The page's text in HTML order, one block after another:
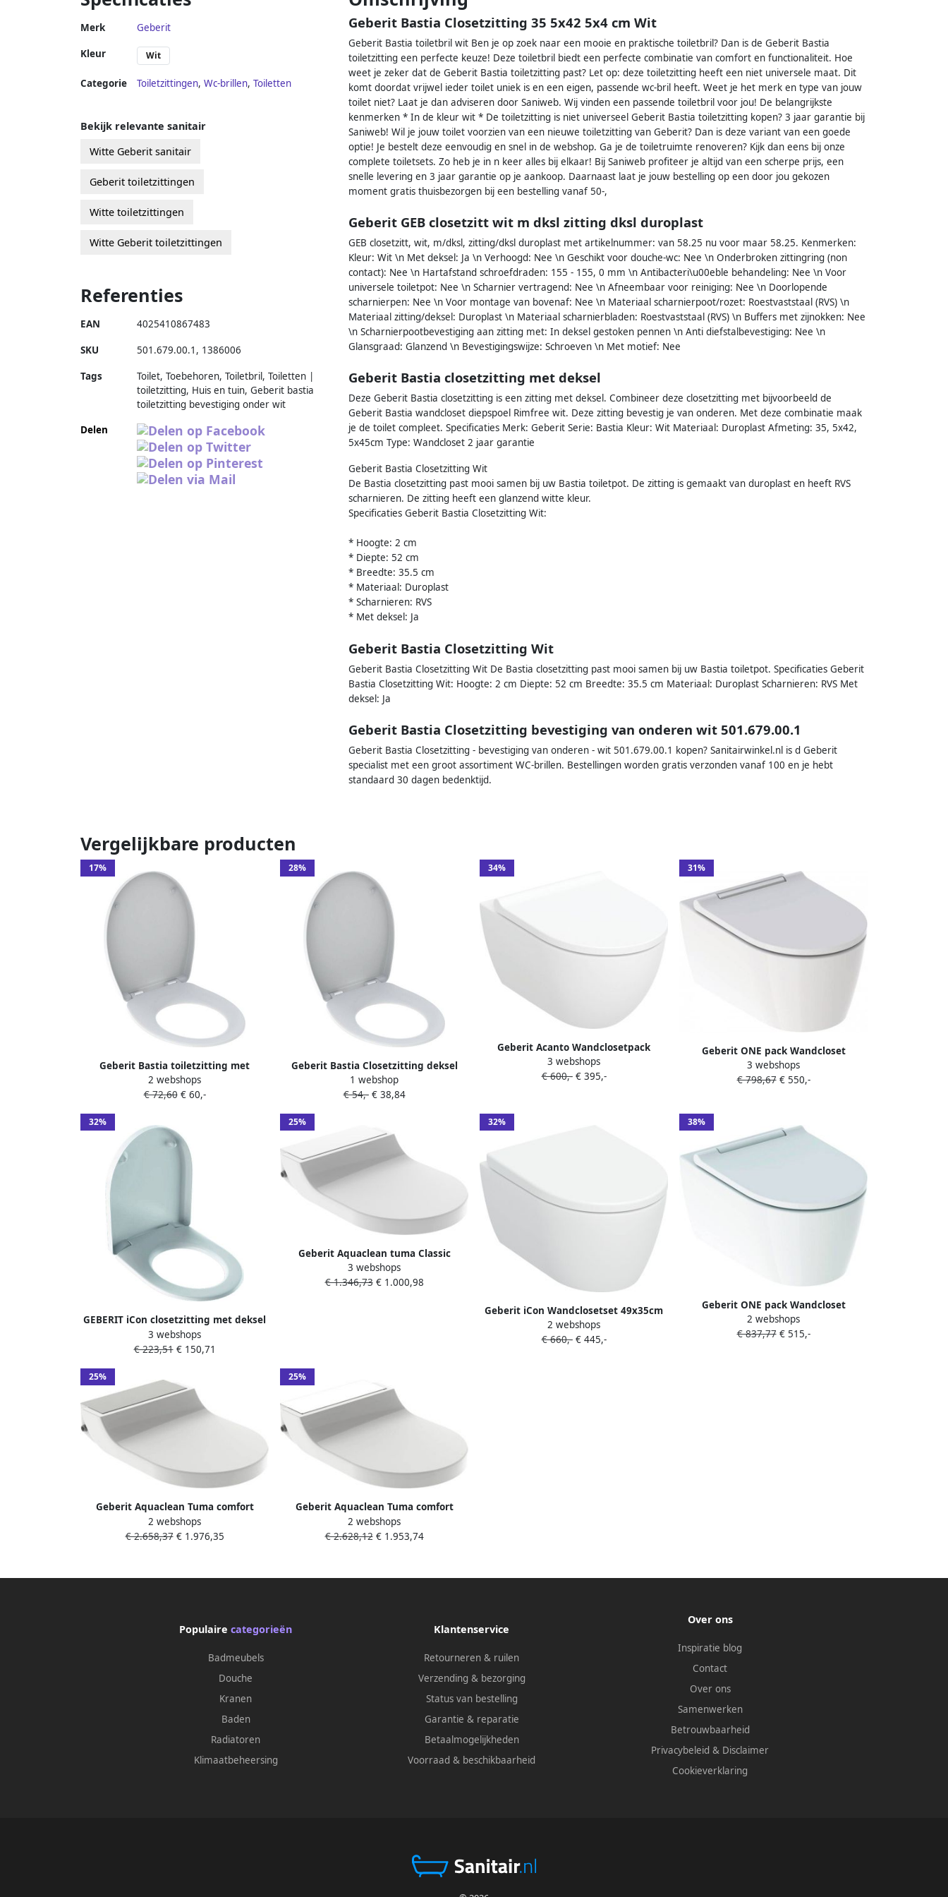
Merk Geberit
Kleur Wit
Categorie Toiletzittingen, Wc-brillen, Toiletten
Geberit Bastia Closetzitting 35 5x42 5x4 cm Wit
Geberit Bastia toiletbril wit Ben je op zoek naar een mooie en praktische toiletbril? Dan is de Geberit Bastia
toiletzitting een perfecte keuze! Deze toiletbril biedt een perfecte combinatie van comfort en functionaliteit. Hoe
weet je zeker dat de Geberit Bastia toiletzitting past? Let op: deze toiletzitting heeft een niet universele maat. Dit
komt doordat vrijwel ieder toilet uniek is en een eigen, passende wc-bril heeft. Weet je het merk en type van jouw
toilet niet? Laat je dan adviseren door Saniweb. Wij vinden een passende toiletbril voor jou! De belangrijkste
kenmerken * In de kleur wit * De toiletzitting is niet universeel Geberit Bastia toiletzitting kopen? 3 jaar garantie bij
Saniweb! Wil je jouw toilet voorzien van een nieuwe toiletzitting van Geberit? Dan is deze variant van een goede
optie! Je bestelt deze eenvoudig en snel in de webshop. Ga je de toiletruimte renoveren? Kijk dan eens bij onze
complete toiletsets. Zo heb je in n keer alles bij elkaar! Bij Saniweb profiteer je altijd van een scherpe prijs, een
snelle levering en 3 jaar garantie op je aankoop. Daarnaast laat je jouw bestelling op een door jou gekozen
moment gratis thuisbezorgen bij een bestelling vanaf 50-,
Geberit GEB closetzitt wit m dksl zitting dksl duroplast
GEB closetzitt, wit, m/dksl, zitting/dksl duroplast met artikelnummer: van 58.25 nu voor maar 58.25. Kenmerken:
Kleur: Wit \n Met deksel: Ja \n Verhoogd: Nee \n Geschikt voor douche-wc: Nee \n Onderbroken zittingring (non
contact): Nee \n Hartafstand schroefdraden: 155 - 155, 0 mm \n Antibacteri\u00eble behandeling: Nee \n Voor
universele toiletpot: Nee \n Scharnier vertragend: Nee \n Afneembaar voor reiniging: Nee \n Doorlopende
scharnierpen: Nee \n Voor montage van bovenaf: Nee \n Materiaal scharnierpoot/rozet: Roestvaststaal (RVS) \n
Materiaal zitting/deksel: Duroplast \n Materiaal scharnierbladen: Roestvaststaal (RVS) \n Buffers met zijnokken: Nee
\n Scharnierpootbevestiging aan zitting met: In deksel gestoken pennen \n Anti diefstalbevestiging: Nee \n
Glansgraad: Glanzend \n Bevestigingswijze: Schroeven \n Met motief: Nee
Geberit Bastia closetzitting met deksel
Deze Geberit Bastia closetzitting is een zitting met deksel. Combineer deze closetzitting met bijvoorbeeld de
Geberit Bastia wandcloset diepspoel Rimfree wit. Deze zitting bevestig je van onderen. Met deze combinatie maak
je de toilet compleet. Specificaties Merk: Geberit Serie: Bastia Kleur: Wit Materiaal: Duroplast Afmeting: 35, 5x42,
5x45cm Type: Wandcloset 2 jaar garantie
Geberit Bastia Closetzitting Wit
De Bastia closetzitting past mooi samen bij uw Bastia toiletpot. De zitting is gemaakt van duroplast en heeft RVS
scharnieren. De zitting heeft een glanzend witte kleur.
Specificaties Geberit Bastia Closetzitting Wit:
* Hoogte: 2 cm
* Diepte: 52 cm
* Breedte: 35.5 cm
* Materiaal: Duroplast
* Scharnieren: RVS
* Met deksel: Ja
Geberit Bastia Closetzitting Wit
Geberit Bastia Closetzitting Wit De Bastia closetzitting past mooi samen bij uw Bastia toiletpot. Specificaties Geberit
Bastia Closetzitting Wit: Hoogte: 2 cm Diepte: 52 cm Breedte: 35.5 cm Materiaal: Duroplast Scharnieren: RVS Met
deksel: Ja
Geberit Bastia Closetzitting bevestiging van onderen wit 501.679.00.1
Geberit Bastia Closetzitting - bevestiging van onderen - wit 501.679.00.1 kopen? Sanitairwinkel.nl is d Geberit
specialist met een groot assortiment WC-brillen. Bestellingen worden gratis verzonden vanaf 100 en je hebt
standaard 30 dagen bedenktijd.
Bekijk relevante sanitair
Witte Geberit sanitair
Geberit toiletzittingen
Witte toiletzittingen
Witte Geberit toiletzittingen
Referenties
EAN 4025410867483
SKU 501.679.00.1 , 1386006
Tags
Toilet, Toebehoren, Toiletbril, Toiletten |
toiletzitting, Huis en tuin, Geberit bastia
toiletzitting bevestiging onder wit
Delen
Vergelijkbare producten
17%
Geberit Bastia toiletzitting met
bevestiging van boven sc top-fix en
softclose 36 5 x 44 cm glanzend wit
2 webshops
€ 72,60€ 60,-
28%
Geberit Bastia Closetzitting deksel
topfix wit 501.680.00.1
1 webshop
€ 54,-€ 38,84
34%
Geberit Acanto Wandclosetpack
diepspoel- turboflush 36x53cm
closetzitting softclose -quick release
3 webshops
€ 600,-€ 395,-
31%
Geberit ONE pack Wandcloset
diepspoel turboflush 37x54cm
closetzitting Designafdekking
3 webshops
€ 798,67€ 550,-
32%
GEBERIT iCon closetzitting met deksel
softclose duroplast wit (montage van
bovenaf) 574130000
3 webshops
€ 223,51€ 150,71
25%
Geberit Aquaclean tuma Classic
Douche Wc Zitting elektrisch wit
146.070.11.1
3 webshops
€ 1.346,73€ 1.000,98
32%
Geberit iCon Wandclosetset 49x35cm
compact diepspoel rimless TurboFlush
KeraTect softclose en quickrelease
2 webshops
€ 660,-€ 445,-
38%
Geberit ONE pack Wandcloset
diepspoel turboflush 37x54cm
closetzitting Designafdekking wit
2 webshops
€ 837,77€ 515,-
25%
Geberit Aquaclean Tuma comfort
zitting met onderdouche met rvs
decorplaat wit
2 webshops
€ 2.658,37€ 1.976,35
25%
Geberit Aquaclean Tuma comfort
zitting met onderdouche met wit glas
decor wit
2 webshops
€ 2.628,12€ 1.953,74
Populaire categorieën
Badmeubels
Douche
Kranen
Baden
Radiatoren
Klimaatbeheersing
Klantenservice
Retourneren & ruilen
Verzending & bezorging
Status van bestelling
Garantie & reparatie
Betaalmogelijkheden
Voorraad & beschikbaarheid
Over ons
Inspiratie blog
Contact
Over ons
Samenwerken
Betrouwbaarheid
Privacybeleid & Disclaimer
Cookieverklaring